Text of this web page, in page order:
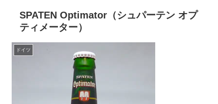
SPATEN Optimator（シュパーテン オプ
ティメーター）
ドイツ